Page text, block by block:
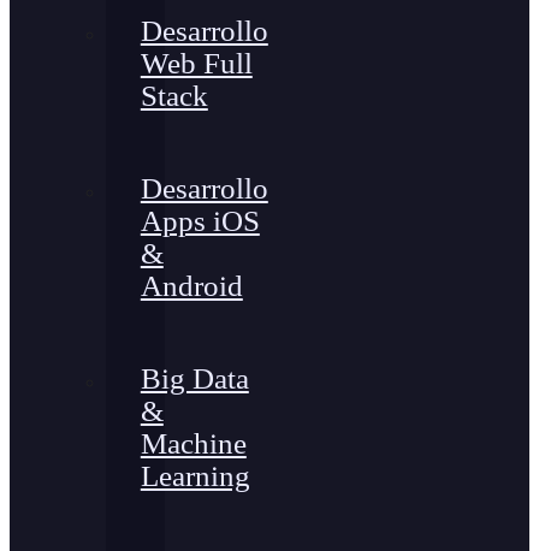
Desarrollo
Web Full
Stack
Desarrollo
Apps iOS
&
Android
Big Data
&
Machine
Learning